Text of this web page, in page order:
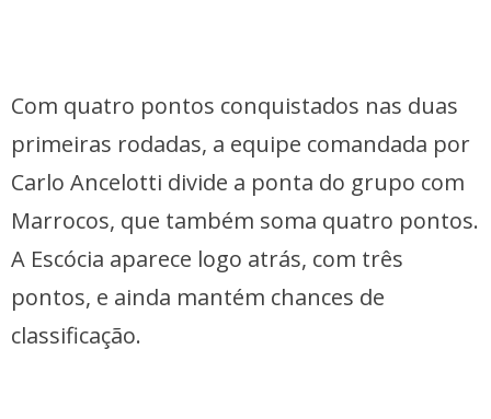
Com quatro pontos conquistados nas duas
primeiras rodadas, a equipe comandada por
Carlo Ancelotti divide a ponta do grupo com
Marrocos, que também soma quatro pontos.
A Escócia aparece logo atrás, com três
pontos, e ainda mantém chances de
classificação.